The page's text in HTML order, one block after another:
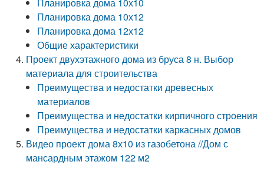
Планировка дома 10х12
Планировка дома 12х12
Общие характеристики
Проект двухэтажного дома из бруса 8 н. Выбор
материала для строительства
Преимущества и недостатки древесных
материалов
Преимущества и недостатки кирпичного строения
Преимущества и недостатки каркасных домов
Видео проект дома 8х10 из газобетона //Дом с
мансардным этажом 122 м2